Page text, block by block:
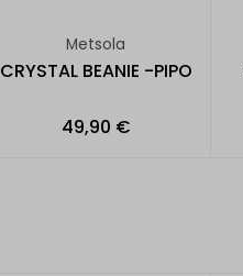
Metsola
CRYSTAL BEANIE -PIPO
49,90 €